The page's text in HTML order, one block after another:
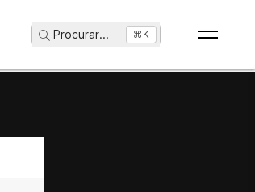
Procurar... ⌘K